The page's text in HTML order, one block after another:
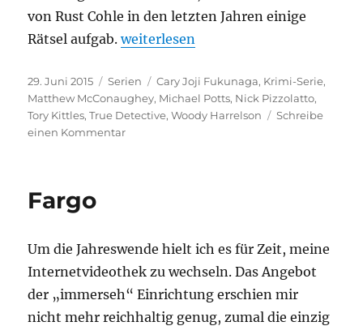
von Rust Cohle in den letzten Jahren einige
Rätsel aufgab.„True Detective – Staffel 1“
weiterlesen
Veröffentlicht
am
29. Juni 2015 Kategorien
Serien Schlagwörter
Cary Joji Fukunaga, Krimi-Serie,
Matthew McConaughey, Michael Potts, Nick Pizzolatto,
Tory Kittles,True Detective,Woody Harrelson
Schreibe
einen Kommentarzu
Fargo
Um die Jahreswende hielt ich es für Zeit, meine
Internetvideothek zu wechseln. Das Angebot
der „immerseh“ Einrichtung erschien mir
nicht mehr reichhaltig genug, zumal die einzig